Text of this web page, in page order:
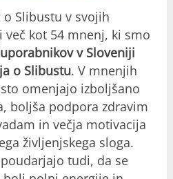
Slibustu v svojih
kot 54 mnenj, ki smo
v Sloveniji
o Slibustu. V mnenjih
omenjajo izboljšano
boljša podpora zdravim
in večja motivacija
življenjskega sloga.
tudi, da se